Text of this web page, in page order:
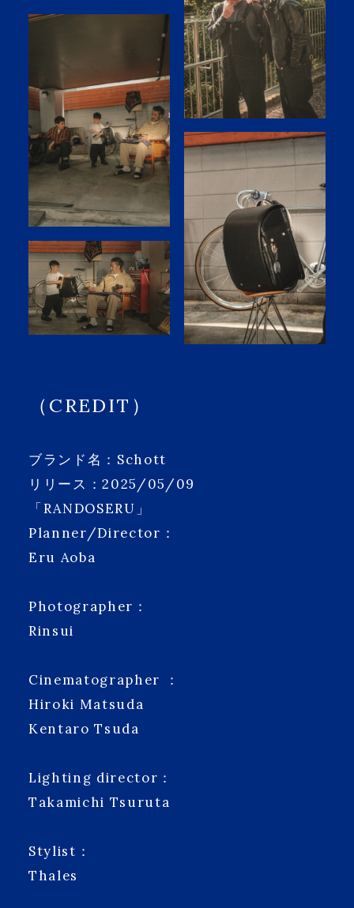
（CREDIT）
ブランド名：Schott
リリース：2025/05/09
「RANDOSERU」
Planner/Director：
Eru Aoba
Photographer：
Rinsui
Cinematographer ：
Hiroki Matsuda
Kentaro Tsuda
Lighting director：
Takamichi Tsuruta
Stylist：
Thales